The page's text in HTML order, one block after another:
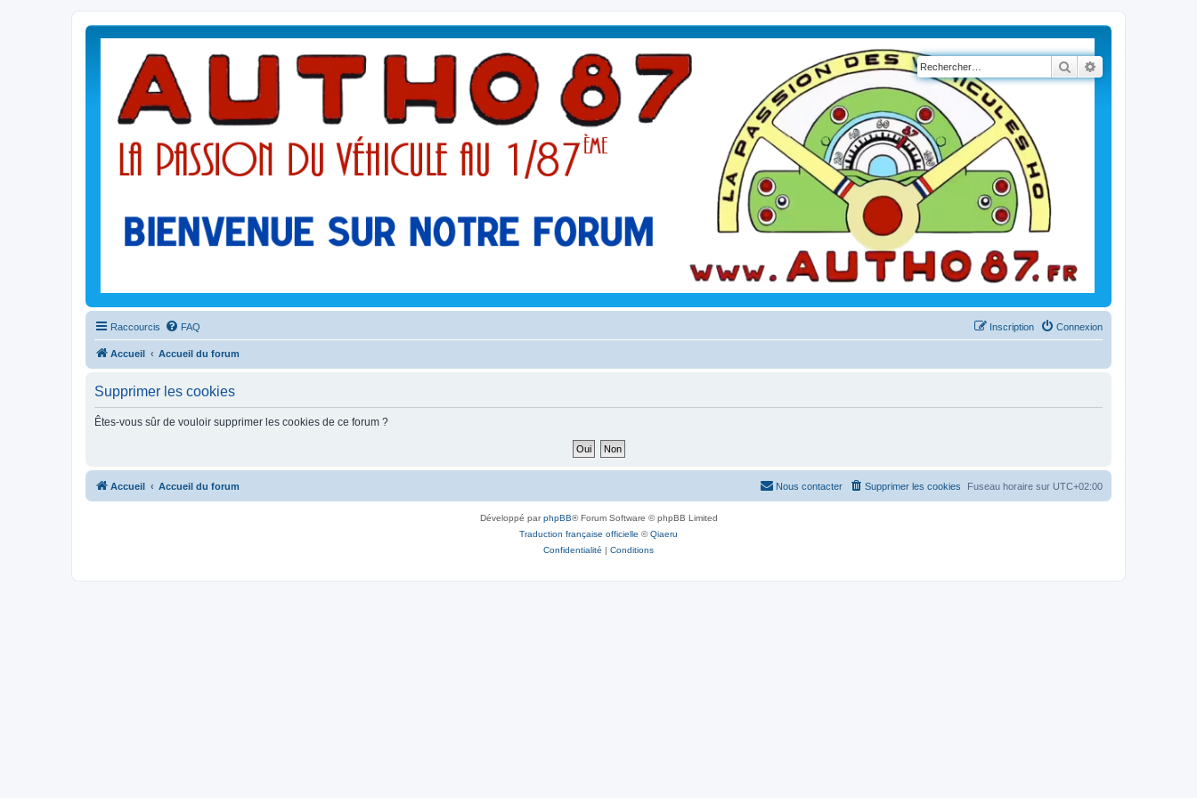
Rechercher
Raccourcis FAQ Connexion
Inscription
Accueil Accueil du forum
Supprimer les cookies
Êtes-vous sûr de vouloir supprimer les cookies de ce forum ?
Accueil Accueil du forum Fuseau horaire sur UTC+02:00
Supprimer les cookies
Nous contacter
Développé parphpBB® Forum Software © phpBB Limited
Traduction française officielle ©Qiaeru
Confidentialité | Conditions